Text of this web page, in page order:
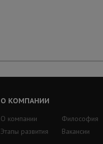
О КОМПАНИИ
О компании
Этапы развития
Философия
Вакансии